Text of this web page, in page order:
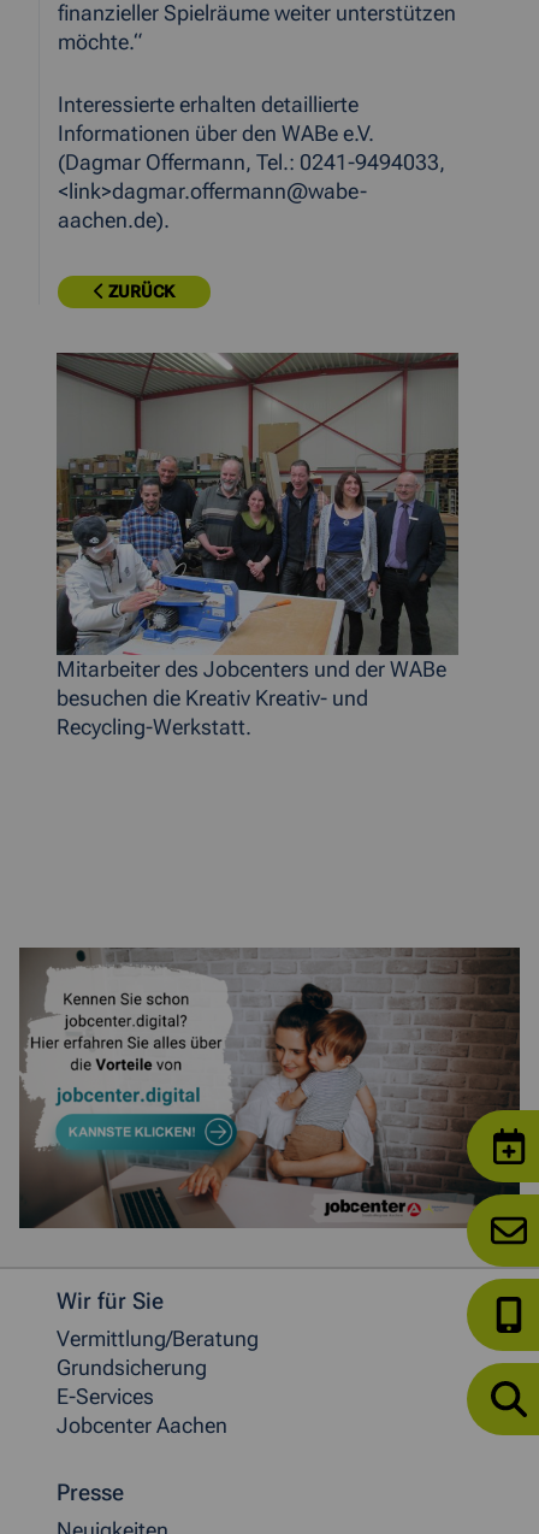
finanzieller Spielräume weiter unterstützen
möchte.“
Interessierte erhalten detaillierte
Informationen über den WABe e.V.
(Dagmar Offermann, Tel.: 0241-9494033,
<link>dagmar.offermann@wabe-
aachen.de).
ZURÜCK
Mitarbeiter des Jobcenters und der WABe
besuchen die Kreativ Kreativ- und
Recycling-Werkstatt.
Weitere allgemeine Informationen
Wir für Sie
Vermittlung/Beratung
Grundsicherung
E-Services
Jobcenter Aachen
Presse